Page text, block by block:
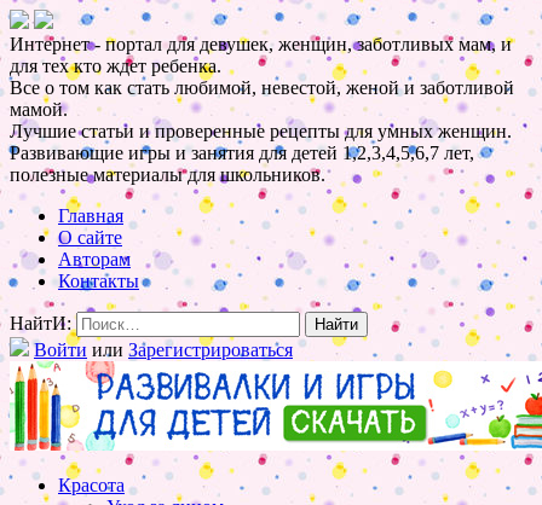
Интернет - портал для девушек, женщин, заботливых мам, и
для тех кто ждет ребенка.
Все о том как стать любимой, невестой, женой и заботливой
мамой.
Лучшие статьи и проверенные рецепты для умных женщин.
Развивающие игры и занятия для детей 1,2,3,4,5,6,7 лет,
полезные материалы для школьников.
Главная
О сайте
Авторам
Контакты
НайтИ:
Войти или Зарегистрироваться
Красота